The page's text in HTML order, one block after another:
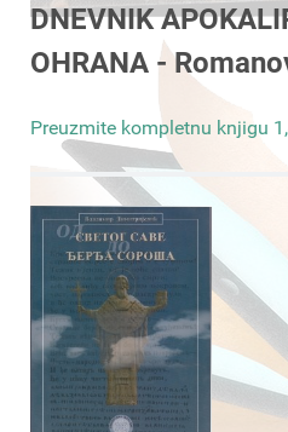
DNEVNIK
OHRANA -
Preuzmite kompletnu knjigu